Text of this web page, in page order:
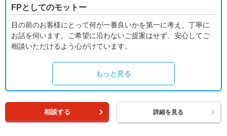
FPとしてのモットー
目の前のお客様にとって何が一番良いかを第一に考え、丁寧に
お話を伺います。ご希望に沿わないご提案はせず、安心してご
相談いただけるよう心がけています。
もっと見る
相談する 詳細を見る